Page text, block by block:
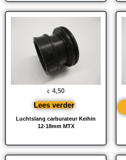
Luchtslang carburateur Keihin
12-18mm MTX
€ 4,50
Lees verder